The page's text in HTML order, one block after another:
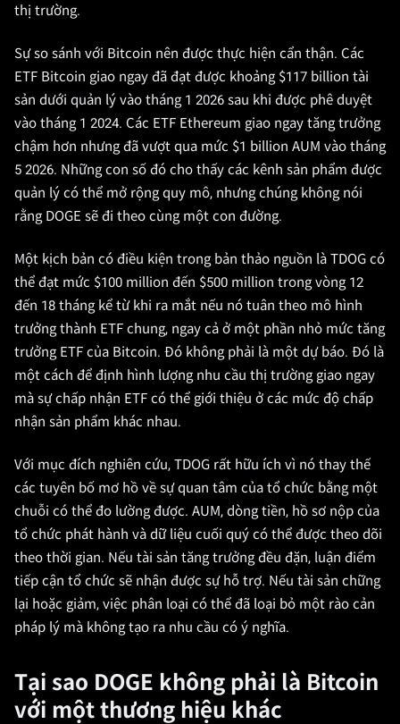
thị trường.
Sự so sánh với Bitcoin nên được thực hiện cẩn thận. Các
ETF Bitcoin giao ngay đã đạt được khoảng $117 billion tài
sản dưới quản lý vào tháng 1 2026 sau khi được phê duyệt
vào tháng 1 2024. Các ETF Ethereum giao ngay tăng trưởng
chậm hơn nhưng đã vượt qua mức $1 billion AUM vào tháng
5 2026. Những con số đó cho thấy các kênh sản phẩm được
quản lý có thể mở rộng quy mô, nhưng chúng không nói
rằng DOGE sẽ đi theo cùng một con đường.
Một kịch bản có điều kiện trong bản thảo nguồn là TDOG có
thể đạt mức $100 million đến $500 million trong vòng 12
đến 18 tháng kể từ khi ra mắt nếu nó tuân theo mô hình
trưởng thành ETF chung, ngay cả ở một phần nhỏ mức tăng
trưởng ETF của Bitcoin. Đó không phải là một dự báo. Đó là
một cách để định hình lượng nhu cầu thị trường giao ngay
mà sự chấp nhận ETF có thể giới thiệu ở các mức độ chấp
nhận sản phẩm khác nhau.
Với mục đích nghiên cứu, TDOG rất hữu ích vì nó thay thế
các tuyên bố mơ hồ về sự quan tâm của tổ chức bằng một
chuỗi có thể đo lường được. AUM, dòng tiền, hồ sơ nộp của
tổ chức phát hành và dữ liệu cuối quý có thể được theo dõi
theo thời gian. Nếu tài sản tăng trưởng đều đặn, luận điểm
tiếp cận tổ chức sẽ nhận được sự hỗ trợ. Nếu tài sản chững
lại hoặc giảm, việc phân loại có thể đã loại bỏ một rào cản
pháp lý mà không tạo ra nhu cầu có ý nghĩa.
Tại sao DOGE không phải là Bitcoin
với một thương hiệu khác